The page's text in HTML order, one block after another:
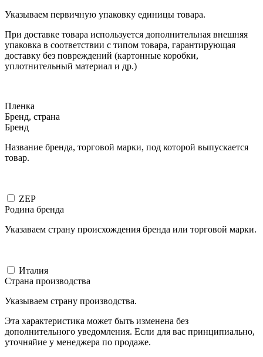
Указываем первичную упаковку единицы товара.
При доставке товара используется дополнительная внешняя
упаковка в соответствии с типом товара, гарантирующая
доставку без повреждений (картонные коробки,
уплотнительный материал и др.)
Пленка
Бренд, страна
Бренд
Название бренда, торговой марки, под которой выпускается
товар.
ZEP
Родина бренда
Указаваем страну происхождения бренда или торговой марки.
Италия
Страна производства
Указываем страну производства.
Эта характеристика может быть изменена без
дополнительного уведомления. Если для вас принципиально,
уточняйие у менеджера по продаже.